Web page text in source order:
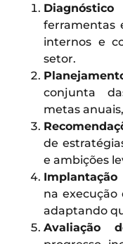
ferramentas
internos e
setor.
conjunta
metas
de
e ambições
na
adaptando
Avaliação